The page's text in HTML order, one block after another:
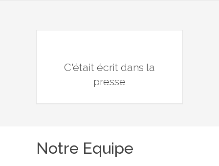
C'était écrit dans la
presse
Notre Equipe